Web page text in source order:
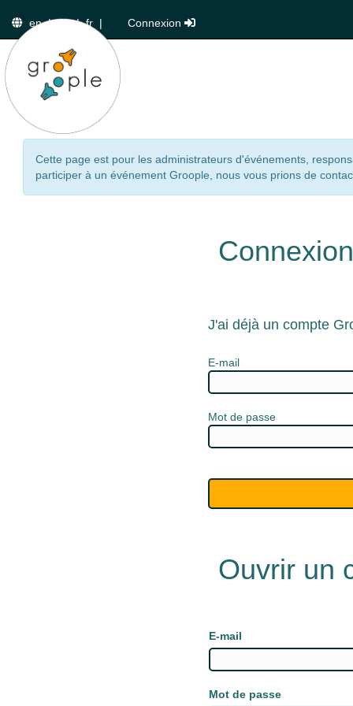
en|de|fr | Connexion
Cette page est pour les administrateurs d'événements,
participer à un événement Groople, nous vous prions de
Connexion
J'ai déjà un compte
E-mail
Mot de passe
Ouvrir un
E-mail
Mot de passe